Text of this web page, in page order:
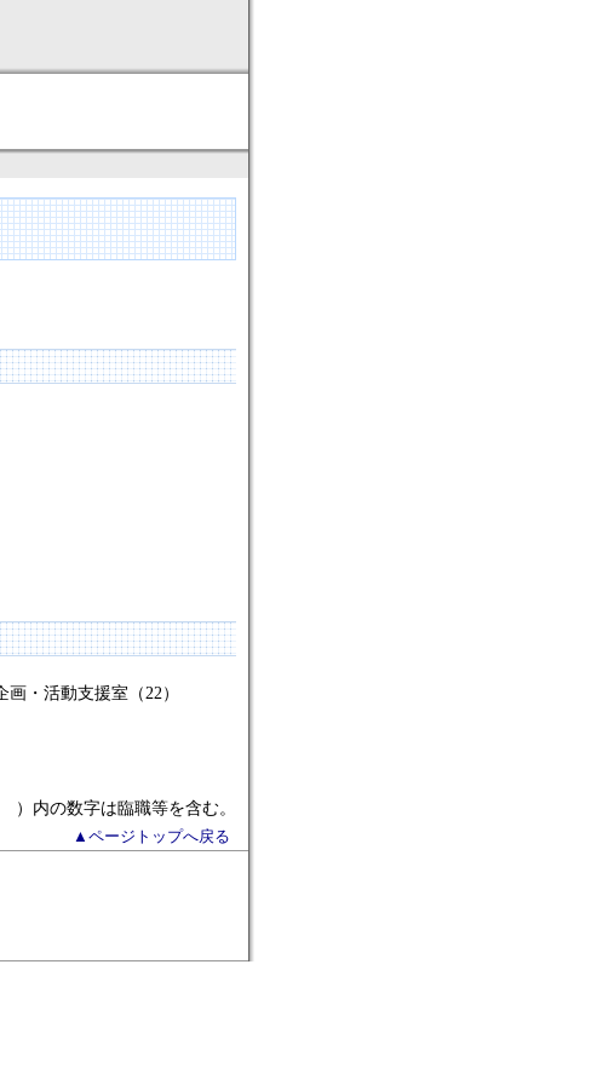
画・活動支援室（22）
内の数字は臨職等を含む。
▲ページトップへ戻る